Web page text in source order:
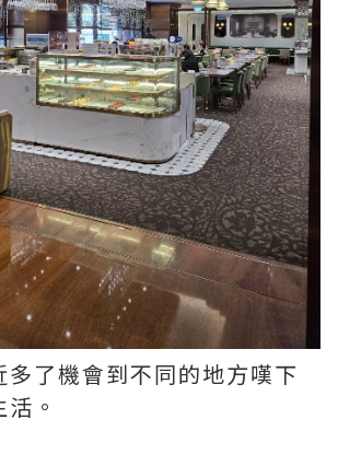
了機會到不同的地方嘆下
。